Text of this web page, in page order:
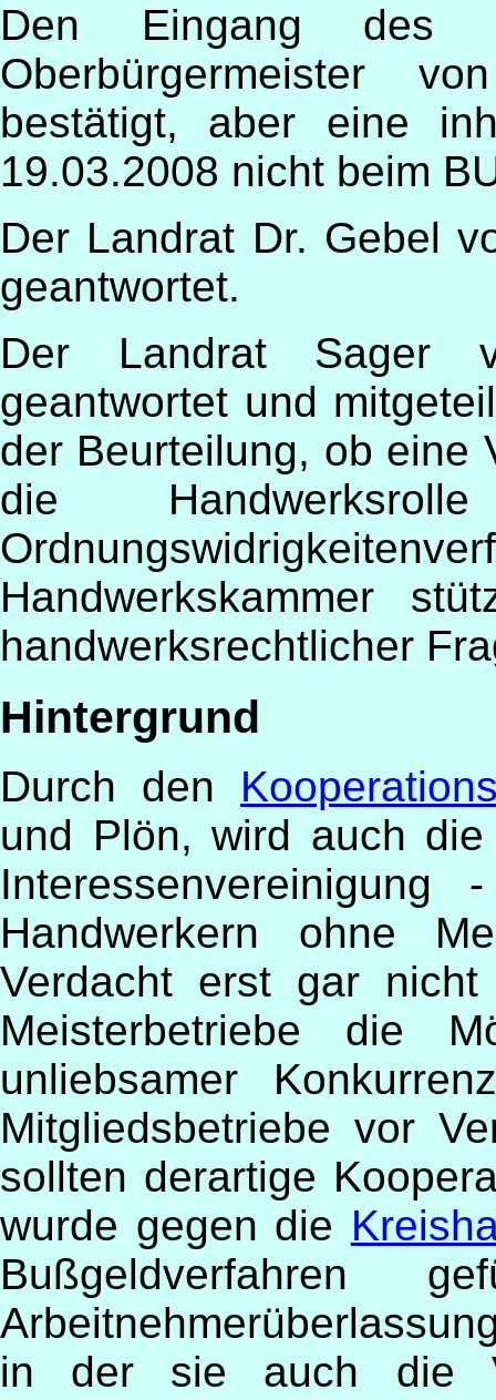
Den Eingang des
Oberbürgermeister
bestätigt, aber eine
19.03.2008 nicht beim
Der Landrat Dr. Gebel
geantwortet.
Der Landrat Sager
geantwortet und
der Beurteilung, ob eine
die
Handwerkskammer
handwerksrechtlicher
Hintergrund
Durch den
und Plön, wird auch
Handwerkern ohne
Verdacht erst gar
Meisterbetriebe die
unliebsamer
Mitgliedsbetriebe vor
sollten derartige
wurde gegen die
Bußgeldverfahren
in der sie auch die